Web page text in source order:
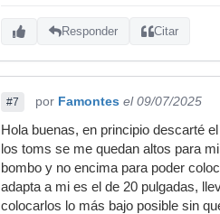
Responder Citar
#7 por Famontes el 09/07/2025
Hola buenas, en principio descarté
los toms se me quedan altos para
bombo y no encima para poder
adapta a mi es el de 20 pulgadas,
colocarlos lo más bajo posible sin